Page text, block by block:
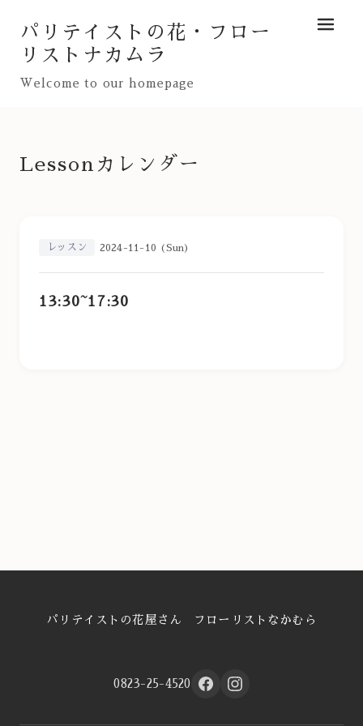
パリテイストの花・フロー
リストナカムラ
Welcome to our homepage
メニュ
Lessonカレンダー
レッスン 2024-11-10 (Sun)
13:30~17:30
パリテイストの花屋さん フローリストなかむら
0823-25-4520